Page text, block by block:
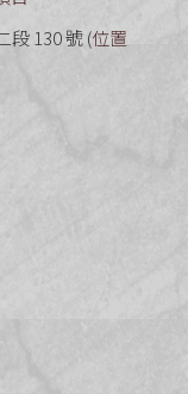
段 130 號 (位置